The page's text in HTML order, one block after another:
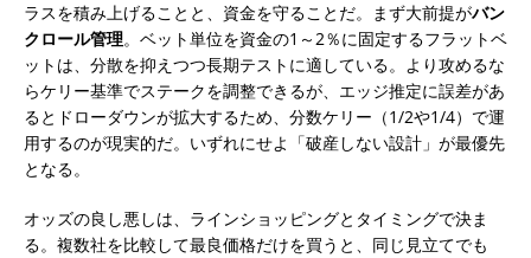
ラスを積み上げることと、資金を守ることだ。まず大前提がバン
クロール管理。ベット単位を資金の1～2％に固定するフラットベ
ットは、分散を抑えつつ長期テストに適している。より攻めるな
らケリー基準でステークを調整できるが、エッジ推定に誤差があ
るとドローダウンが拡大するため、分数ケリー（1/2や1/4）で運
用するのが現実的だ。いずれにせよ「破産しない設計」が最優先
となる。
オッズの良し悪しは、ラインショッピングとタイミングで決ま
る。複数社を比較して最良価格だけを買うと、同じ見立てでも